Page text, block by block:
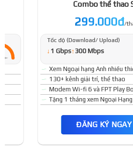
Combo thể thao
299.000đ/
Tốc độ (Download/ Upload)
↓ 1 Gbps↑ 300 Mbps
Xem Ngoại hạng Anh nhiều
130+ kênh giải trí, thể thao
Modem Wi-fi 6 và FPT Play
Tặng 1 tháng xem Ngoại Hạng
ĐĂNG KÝ NGAY